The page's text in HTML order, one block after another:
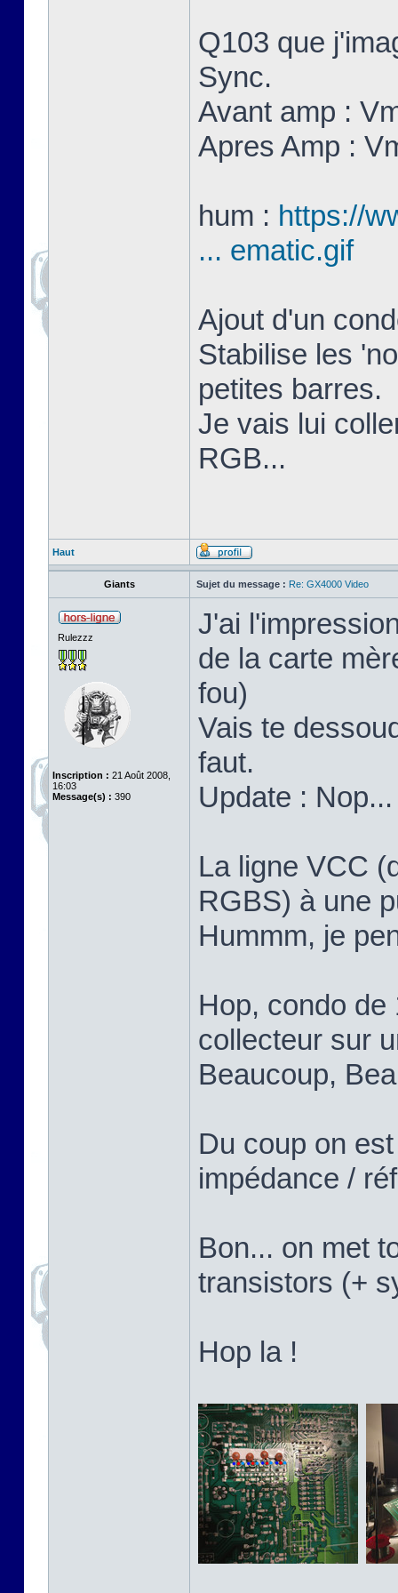
Q103 que
Sync.
Avant amp :
Apres Amp :
hum : https://
... ematic.gif
Ajout d'un
Stabilise les
petites barres.
Je vais lui
RGB...
Haut
Giants Sujet du message : Re: GX4000 Video
Rulezzz
Inscription : 21 Août 2008,
16:03
Message(s) : 390
J'ai
de la carte
fou)
Vais te
faut.
Update :
La ligne VCC
RGBS) à une
Hummm, je
Hop, condo de
collecteur sur
Beaucoup,
Du coup on
impédance /
Bon... on met
transistors (+
Hop la !